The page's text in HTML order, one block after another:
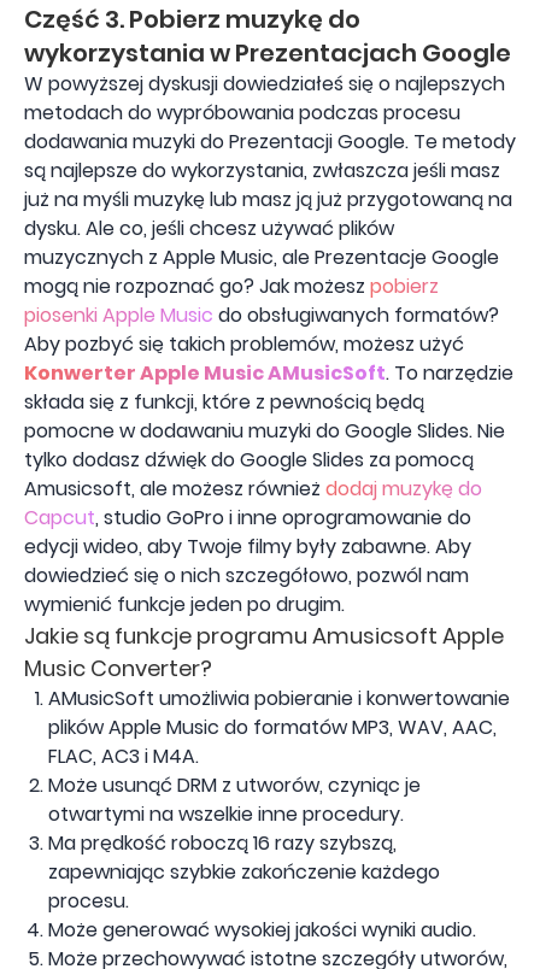
Część 3. Pobierz muzykę do
wykorzystania w Prezentacjach Google
W powyższej dyskusji dowiedziałeś się o najlepszych
metodach do wypróbowania podczas procesu
dodawania muzyki do Prezentacji Google. Te metody
są najlepsze do wykorzystania, zwłaszcza jeśli masz
już na myśli muzykę lub masz ją już przygotowaną na
dysku. Ale co, jeśli chcesz używać plików
muzycznych z Apple Music, ale Prezentacje Google
mogą nie rozpoznać go? Jak możesz pobierz
piosenki Apple Music do obsługiwanych formatów?
Aby pozbyć się takich problemów, możesz użyć
Konwerter Apple Music AMusicSoft. To narzędzie
składa się z funkcji, które z pewnością będą
pomocne w dodawaniu muzyki do Google Slides. Nie
tylko dodasz dźwięk do Google Slides za pomocą
Amusicsoft, ale możesz również dodaj muzykę do
Capcut, studio GoPro i inne oprogramowanie do
edycji wideo, aby Twoje filmy były zabawne. Aby
dowiedzieć się o nich szczegółowo, pozwól nam
wymienić funkcje jeden po drugim.
Jakie są funkcje programu Amusicsoft Apple
Music Converter?
AMusicSoft umożliwia pobieranie i konwertowanie
plików Apple Music do formatów MP3, WAV, AAC,
FLAC, AC3 i M4A.
Może usunąć DRM z utworów, czyniąc je
otwartymi na wszelkie inne procedury.
Ma prędkość roboczą 16 razy szybszą,
zapewniając szybkie zakończenie każdego
procesu.
Może generować wysokiej jakości wyniki audio.
Może przechowywać istotne szczegóły utworów,